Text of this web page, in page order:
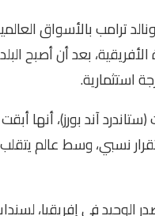
ترامب بالأسواق
الأفريقية، بعد أن أصبح
استثمارية.
آند بورز)، أنها
نسبي، وسط عالم
في إفريقيا،